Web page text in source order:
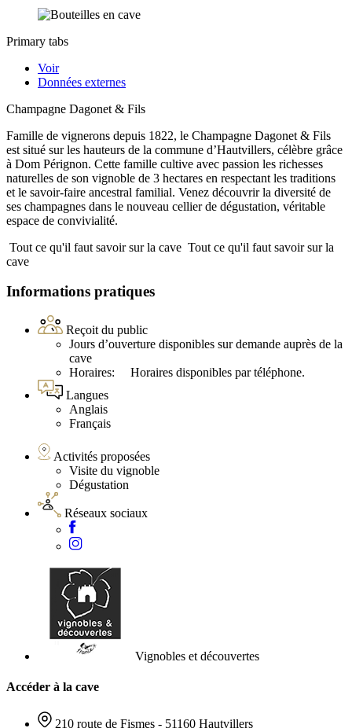
Primary tabs
Voir
Données externes
Champagne Dagonet & Fils
Famille de vignerons depuis 1822, le Champagne Dagonet & Fils
est situé sur les hauteurs de la commune d’Hautvillers, célèbre grâce
à Dom Pérignon. Cette famille cultive avec passion les richesses
naturelles de son vignoble de 3 hectares en respectant les traditions
et le savoir-faire ancestral familial. Venez découvrir la diversité de
ses champagnes dans le nouveau cellier de dégustation, véritable
espace de convivialité.
Tout ce qu'il faut savoir sur la cave Tout ce qu'il faut savoir sur la
cave
Informations pratiques
Reçoit du public
Jours d’ouverture disponibles sur demande auprès de la
cave
Horaires: Horaires disponibles par téléphone.
Langues
Anglais
Français
Activités proposées
Visite du vignoble
Dégustation
Réseaux sociaux
Vignobles et découvertes
Accéder à la cave
210 route de Fismes - 51160 Hautvillers